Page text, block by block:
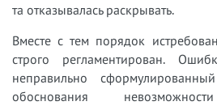
та отказывалась раскрывать.
Вместе с тем порядок
строго регламентирован.
неправильно
обоснования